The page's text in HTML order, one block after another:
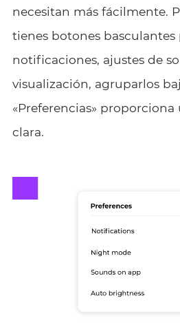
necesitan más fácilmente.
tienes botones basculantes
notificaciones, ajustes de
visualización, agruparlos
«Preferencias»
clara.